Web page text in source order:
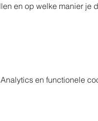
en op welke manier je
en functionele